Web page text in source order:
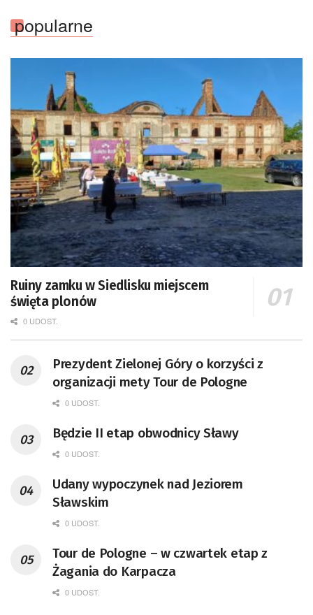
popularne
Ruiny zamku w Siedlisku miejscem
święta plonów
0 UDOST.
Prezydent Zielonej Góry o korzyści z
organizacji mety Tour de Pologne
0 UDOST.
Będzie II etap obwodnicy Sławy
0 UDOST.
Udany wypoczynek nad Jeziorem
Sławskim
0 UDOST.
Tour de Pologne – w czwartek etap z
Żagania do Karpacza
0 UDOST.